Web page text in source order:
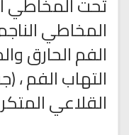
المخاطي
الفم الحارق
التهاب الفم ،
القلاعي